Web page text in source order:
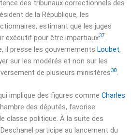
des tribunaux correctionnels des
de la République, les
estimant que les juges
exécutif pour être impartiaux37
il presse les gouvernements Loubet,
sur les modérés et non sur les
de plusieurs ministères38
implique des figures comme Charles
des députés, favorise
classe politique. À la suite des
participe au lancement du